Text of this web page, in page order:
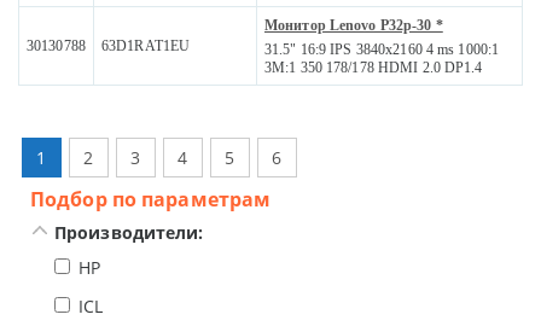
30130788 63D1RAT1EU
Монитор Lenovo P32p-30 *
31.5" 16:9 IPS 3840x2160 4 ms 1000:1
3M:1 350 178/178 HDMI 2.0 DP1.4
1 2 3 4 5 6
Подбор по параметрам
Производители:
HP
ICL